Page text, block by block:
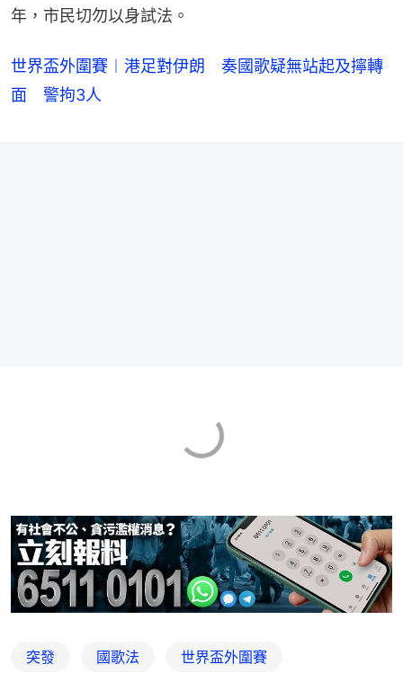
年，市民切勿以身試法。
世界盃外圍賽︱港足對伊朗 奏國歌疑無站起及擰轉
面 警拘3人
突發 國歌法 世界盃外圍賽